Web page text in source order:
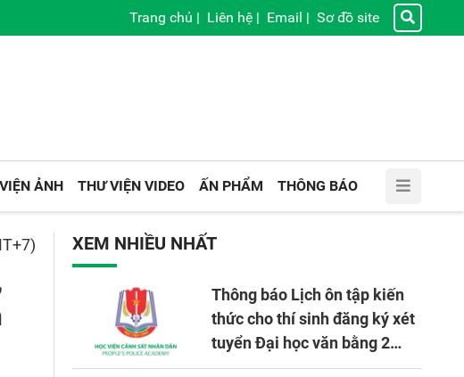
Trang chủ | Liên hệ | Email | Sơ đồ site
ẢNH THƯ VIỆN VIDEO ẤN PHẨM THÔNG BÁO
XEM NHIỀU NHẤT
Thông báo Lịch ôn tập kiến
thức cho thí sinh đăng ký xét
tuyển Đại học văn bằng 2
tuyển mới, mở tại Học viện